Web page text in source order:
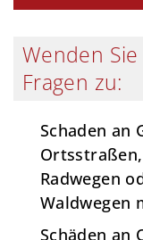
Wenden
Fragen zu:
Schaden an
Radwegen
Waldwegen
Schäden an